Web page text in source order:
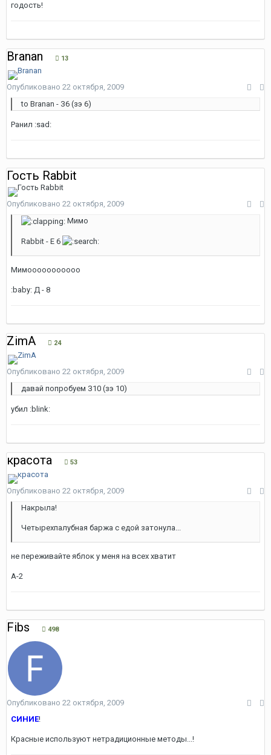
годость!
Branan 13
Опубликовано 22 октября, 2009
to Branan - З6 (зэ 6)
Ранил :sad:
Гость Rabbit
Опубликовано 22 октября, 2009
Мимо
Rabbit - Е 6
Мимооооооооооо
:baby: Д - 8
ZimA 24
Опубликовано 22 октября, 2009
давай попробуем З10 (зэ 10)
убил :blink:
красота 53
Опубликовано 22 октября, 2009
Накрыла!
Четырехпалубная баржа с едой затонула...
не переживайте яблок у меня на всех хватит
А-2
Fibs 498
Опубликовано 22 октября, 2009
СИНИЕ!
Красные используют нетрадиционные методы...!